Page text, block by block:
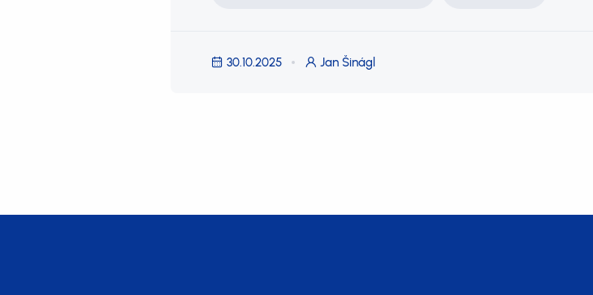
30.10.2025 Jan Šinágl